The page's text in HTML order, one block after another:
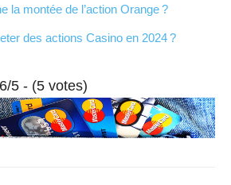
la montée de l’action Orange ?
des actions Casino en 2024 ?
5 - (5 votes)